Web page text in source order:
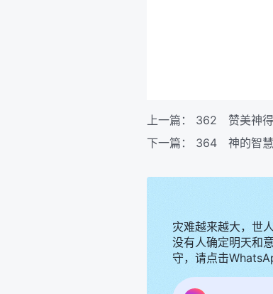
上一篇： 362 赞美神得
下一篇： 364 神的智慧
灾难越来越大，世
没有人确定明天和
守，请点击